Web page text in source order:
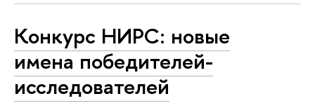
Конкурс НИРС: новые
имена победителей-
исследователей